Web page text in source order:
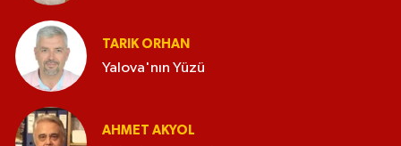
TARIK ORHAN
Yalova'nın Yüzü
AHMET AKYOL